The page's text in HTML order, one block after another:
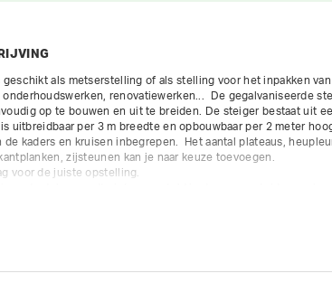
als metserstelling of als stelling voor het inpakken van
renovatiewerken...  De gegalvaniseerde
op te bouwen en uit te breiden. De steiger bestaat uit
is uitbreidbaar per 3 m breedte en opbouwbaar per 2 meter
kaders en kruisen inbegrepen.  Het aantal plateaus,
zijsteunen kan je naar keuze toevoegen.
lg/m²) - beschikbaar met ladderkaders en doorloopkaders.